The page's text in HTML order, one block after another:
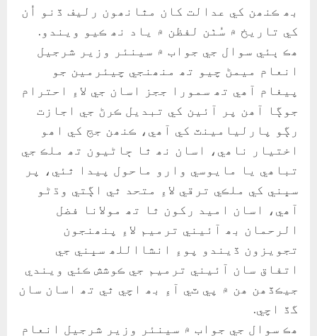
بھ ڪنھن کي عدالت کان مٿانھون رليف ڏنو اُن
کي تاريخ ۾ سُٺن لفظن ۾ ياد نھ ڪيو ويندو.
ھڪ ٻئي سوال جي جواب ۾ سينئر وزير شرجيل
انعام ميمڻ چيو تھ منھنجي چيئرمين جو
پيغام آھي تھ سمورا ججز اسان جي لاءِ احترام
جوڳا آھن پر آئين کي تبديل ڪرڻ جي اجازت
رڳو پارليامينٽ کي آھي، ڪنھن جج کي اھو
اختيار ناھي، اسان نھ ٿا ڄاڻيون تھ ملڪ جي
تباھي يا مايوسي وارو ماحول پيدا ٿئي، پر
سڀني کي ملڪي ترقي لاءِ متحد ٿي اڳتي وڌڻو
آھي، اسان اميد رکون ٿا تھ مولانا فضل
الرحمان بھ آئيني ترميم لاءِ پنھنجون
تجويزون ڏيندو پوءِ انشااللھ سڀني جي
اتفاق سان آئيني ترميم جي ڪوشش ڪئي ويندي
جيڪڏھن ھن ۾ پي ٽي آءِ بھ اچي ٿي تھ اسان سان
گڏ اچي.
ھڪ سوال جي جواب ۾ سينئر وزير شرجيل انعام